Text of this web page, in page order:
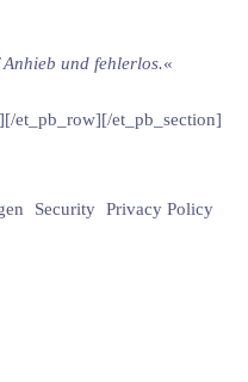
und fehlerlos.«
et_pb_row][/et_pb_section]
Security Privacy Policy